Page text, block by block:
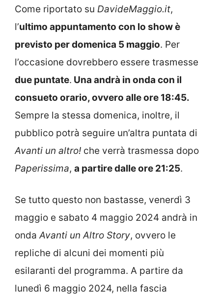
Come riportato su DavideMaggio.it,
l’ultimo appuntamento con lo show è
previsto per domenica 5 maggio. Per
l’occasione dovrebbero essere trasmesse
due puntate. Una andrà in onda con il
consueto orario, ovvero alle ore 18:45.
Sempre la stessa domenica, inoltre, il
pubblico potrà seguire un’altra puntata di
Avanti un altro! che verrà trasmessa dopo
Paperissima, a partire dalle ore 21:25.
Se tutto questo non bastasse, venerdì 3
maggio e sabato 4 maggio 2024 andrà in
ondaAvanti un Altro Story, ovvero le
repliche di alcuni dei momenti più
esilaranti del programma. A partire da
lunedì 6 maggio 2024, nella fascia